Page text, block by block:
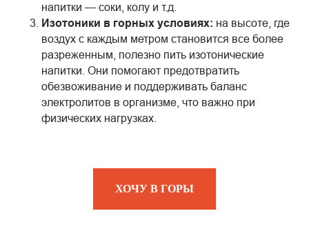
напитки — соки, колу и т.д.
Изотоники в горных условиях: на высоте, где
воздух с каждым метром становится все более
разреженным, полезно пить изотонические
напитки. Они помогают предотвратить
обезвоживание и поддерживать баланс
электролитов в организме, что важно при
физических нагрузках.
ХОЧУ В ГОРЫ